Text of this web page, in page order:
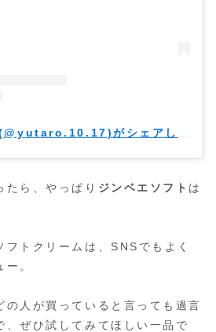
Shimizu Yutaro(@yutaro.10.17)がシェアした投稿
たら、やっぱり ジンベエソフト は
フトクリームは、SNSでもよく
。
の人が買っていると言っても過言
、ぜひ試してみてほしい一品で